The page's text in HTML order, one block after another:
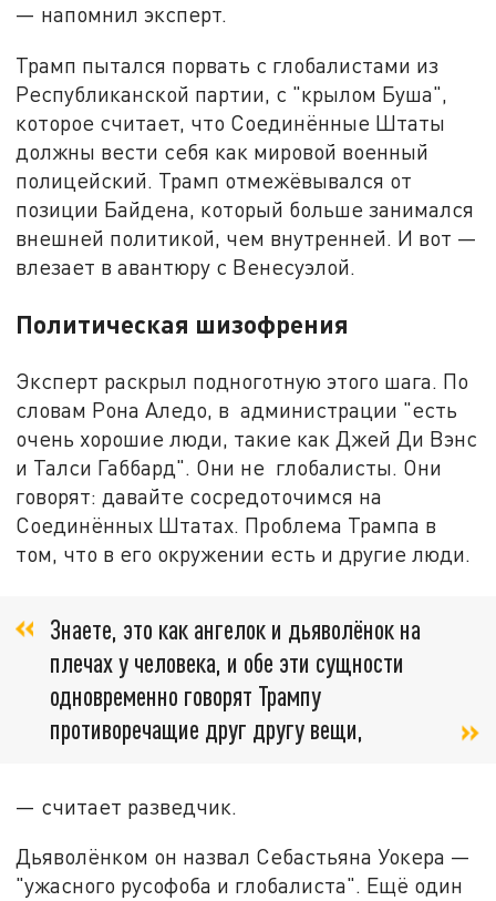
— напомнил эксперт.
Трамп пытался порвать с глобалистами из
Республиканской партии, с "крылом Буша",
которое считает, что Соединённые Штаты
должны вести себя как мировой военный
полицейский. Трамп отмежёвывался от
позиции Байдена, который больше занимался
внешней политикой, чем внутренней. И вот —
влезает в авантюру с Венесуэлой.
Политическая шизофрения
Эксперт раскрыл подноготную этого шага. По
словам Рона Аледо, в администрации "есть
очень хорошие люди, такие как Джей Ди Вэнс
и Талси Габбард". Они не глобалисты. Они
говорят: давайте сосредоточимся на
Соединённых Штатах. Проблема Трампа в
том, что в его окружении есть и другие люди.
Знаете, это как ангелок и дьяволёнок на
плечах у человека, и обе эти сущности
одновременно говорят Трампу
противоречащие друг другу вещи,
— считает разведчик.
Дьяволёнком он назвал Себастьяна Уокера —
"ужасного русофоба и глобалиста". Ещё один